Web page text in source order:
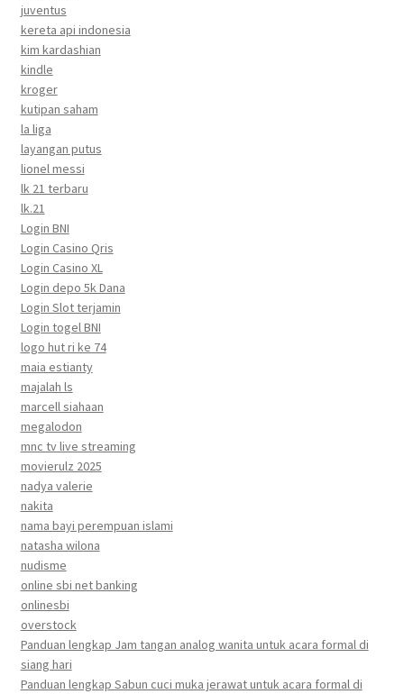
juventus
kereta api indonesia
kim kardashian
kindle
kroger
kutipan saham
la liga
layangan putus
lionel messi
lk 21 terbaru
lk.21
Login BNI
Login Casino Qris
Login Casino XL
Login depo 5k Dana
Login Slot terjamin
Login togel BNI
logo hut ri ke 74
maia estianty
majalah ls
marcell siahaan
megalodon
mnc tv live streaming
movierulz 2025
nadya valerie
nakita
nama bayi perempuan islami
natasha wilona
nudisme
online sbi net banking
onlinesbi
overstock
Panduan lengkap Jam tangan analog wanita untuk acara formal di
siang hari
Panduan lengkap Sabun cuci muka jerawat untuk acara formal di